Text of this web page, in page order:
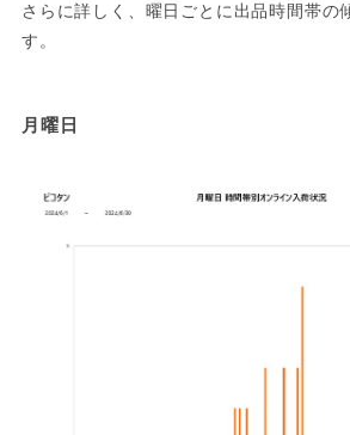
さらに詳しく、曜日ごとに出品時間帯の
す。
月曜日